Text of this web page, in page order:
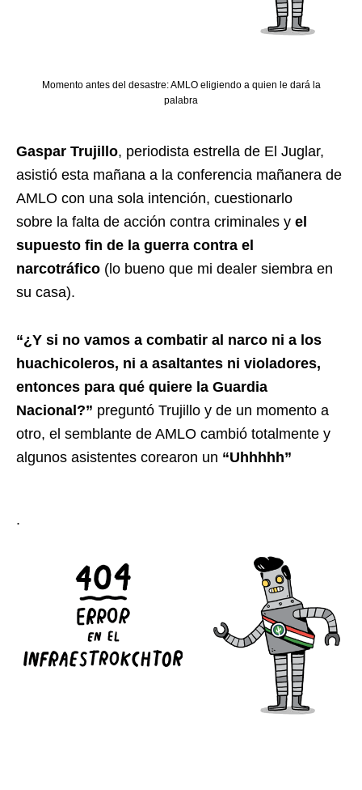
Momento antes del desastre: AMLO eligiendo a quien le dará la
palabra
Gaspar Trujillo, periodista estrella de El Juglar,
asistió esta mañana a la conferencia mañanera de
AMLO con una sola intención, cuestionarlo
sobre la falta de acción contra criminales y el
supuesto fin de la guerra contra el
narcotráfico (lo bueno que mi dealer siembra en
su casa).
“¿Y si no vamos a combatir al narco ni a los
huachicoleros, ni a asaltantes ni violadores,
entonces para qué quiere la Guardia
Nacional?” preguntó Trujillo y de un momento a
otro, el semblante de AMLO cambió totalmente y
algunos asistentes corearon un “Uhhhhh”
.